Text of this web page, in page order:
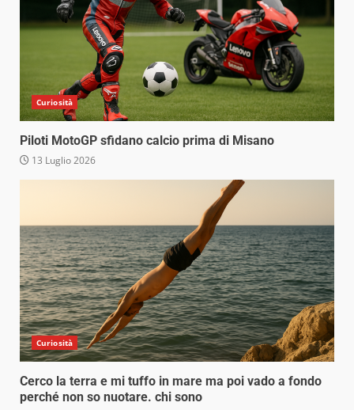
Curiosità
Piloti MotoGP sfidano calcio prima di Misano
13 Luglio 2026
Curiosità
Cerco la terra e mi tuffo in mare ma poi vado a fondo
perché non so nuotare. chi sono